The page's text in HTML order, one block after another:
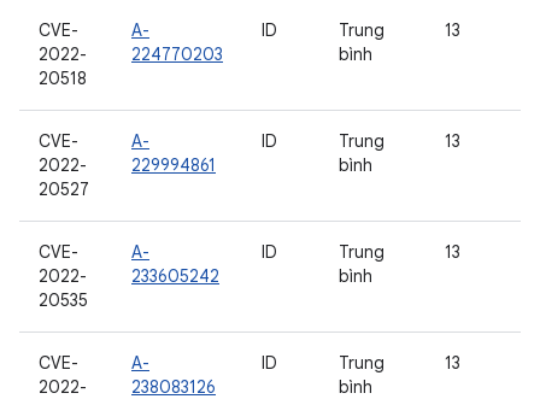
CVE-
2022-
20518
A-
224770203
ID
Trung
bình
13
CVE-
2022-
20527
A-
229994861
ID
Trung
bình
13
CVE-
2022-
20535
A-
233605242
ID
Trung
bình
13
CVE-
2022-
A-
238083126
ID
Trung
bình
13